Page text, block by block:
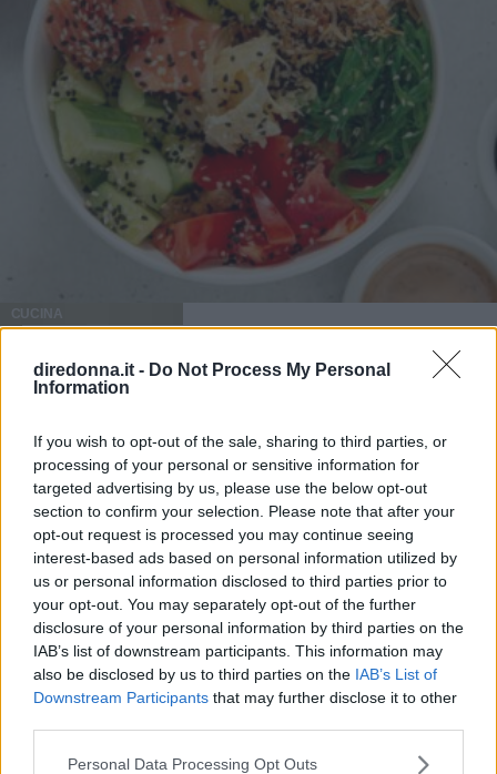
diredonna.it - Do Not Process My Personal
Information
If you wish to opt-out of the sale, sharing to third parties, or
processing of your personal or sensitive information for
targeted advertising by us, please use the below opt-out
section to confirm your selection. Please note that after your
opt-out request is processed you may continue seeing
interest-based ads based on personal information utilized by
us or personal information disclosed to third parties prior to
your opt-out. You may separately opt-out of the further
disclosure of your personal information by third parties on the
IAB’s list of downstream participants. This information may
also be disclosed by us to third parties on the IAB’s List of
Downstream Participants that may further disclose it to other
Please note that this website/app uses one or more Google
Personal Data Processing Opt Outs
CUCINA
Perché la Poke hawaiana è
diventata tanto popolare anche
in Italia
Fresco, sfizioso e sano: ecco perché il poke, specialità
culinaria hawaiana, sta spopolando soprattutto tra i giovani
in tutta Italia. A scapito, a volte, anche di una buona pizza.
E voi di quale team siete: poke o pizza?
ELIANA MAGNOLO